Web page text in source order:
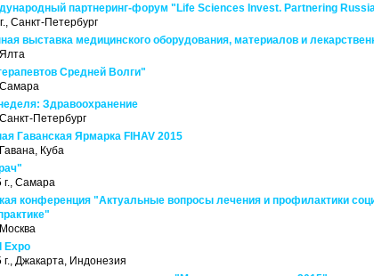
партнеринг-форум "Life Sciences Invest. Partnering
Санкт-Петербург
выставка медицинского оборудования, материалов и
Средней Волги"
Здравоохранение
Петербург
Гаванская Ярмарка FIHAV 2015
Куба
г., Самара
конференция "Актуальные вопросы лечения и профилактики
Expo
Джакарта, Индонезия